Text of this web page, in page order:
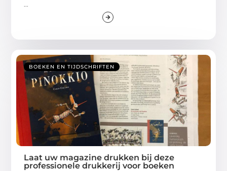
...
BOEKEN EN TIJDSCHRIFTEN
Laat uw magazine drukken bij deze
professionele drukkerij voor boeken